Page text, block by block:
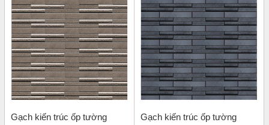
Gạch kiến trúc ốp tường
Gạch kiến trúc ốp tường